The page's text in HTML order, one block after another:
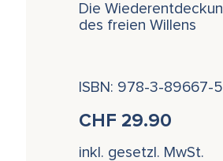
Die
des freien Willens
ISBN: 978-3-89667-
CHF29.90
inkl. gesetzl. MwSt.